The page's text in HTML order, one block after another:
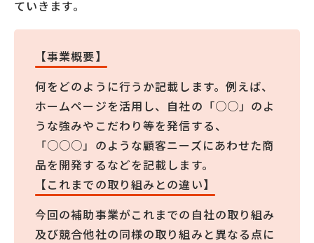
ていきます。
【事業概要】
何をどのように行うか記載します。例えば、
ホームページを活用し、自社の「○○」のよ
うな強みやこだわり等を発信する、
「○○○」のような顧客ニーズにあわせた商
品を開発するなどを記載します。
【これまでの取り組みとの違い】
今回の補助事業がこれまでの自社の取り組み
及び競合他社の同様の取り組みと異なる点に